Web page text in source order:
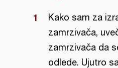
Kako sam za
zamrzivača,
zamrzivača da
odlede. Ujutro